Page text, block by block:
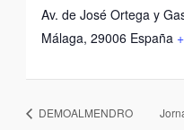
Av. de José Ortega y
Málaga, 29006 España
DEMOALMENDRO